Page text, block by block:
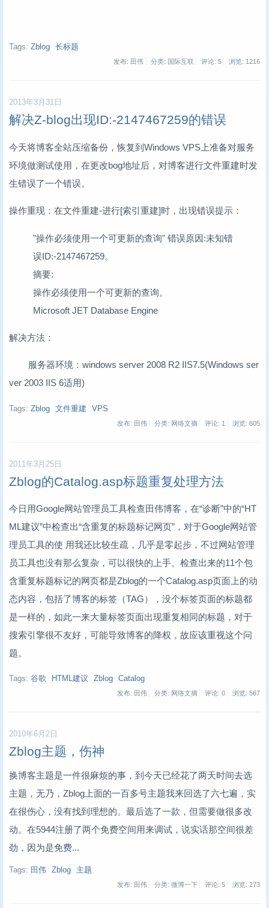
Tags: Zblog 长标题
发布: 田伟 分类: 国际互联 评论: 5 浏览: 1216
2013年3月31日
解决Z-blog出现ID:-2147467259的错误
今天将博客全站压缩备份，恢复到Windows VPS上准备对服务
环境做测试使用，在更改bog地址后，对博客进行文件重建时发
生错误了一个错误。
操作重现：在文件重建-进行[索引重建]时，出现错误提示：
"操作必须使用一个可更新的查询" 错误原因:未知错
误ID:-2147467259。
摘要:
操作必须使用一个可更新的查询。
Microsoft JET Database Engine
解决方法：
服务器环境：windows server 2008 R2 IIS7.5(Windows ser
ver 2003 IIS 6适用)
Tags: Zblog 文件重建 VPS
发布: 田伟 分类: 网络文摘 评论: 1 浏览: 605
2011年3月25日
Zblog的Catalog.asp标题重复处理方法
今日用Google网站管理员工具检查田伟博客，在“诊断”中的“HT
ML建议”中检查出“含重复的标题标记网页”，对于Google网站管
理员工具的使 用我还比较生疏，几乎是零起步，不过网站管理
员工具也没有那么复杂，可以很快的上手。检查出来的11个包
含重复标题标记的网页都是Zblog的一个Catalog.asp页面上的动
态内容，包括了博客的标签（TAG），没个标签页面的标题都
是一样的，如此一来大量标签页面出现重复相同的标题，对于
搜索引擎很不友好，可能导致博客的降权，故应该重视这个问
题。
Tags: 谷歌 HTML建议 Zblog Catalog
发布: 田伟 分类: 网络文摘 评论: 0 浏览: 567
2010年6月2日
Zblog主题，伤神
换博客主题是一件很麻烦的事，到今天已经花了两天时间去选
主题，无乃，Zblog上面的一百多号主题我来回选了六七遍，实
在很伤心，没有找到理想的。最后选了一款，但需要做很多改
动。在5944注册了两个免费空间用来调试，说实话那空间很差
劲，因为是免费...
Tags: 田伟 Zblog 主题
发布: 田伟 分类: 微博一下 评论: 5 浏览: 273